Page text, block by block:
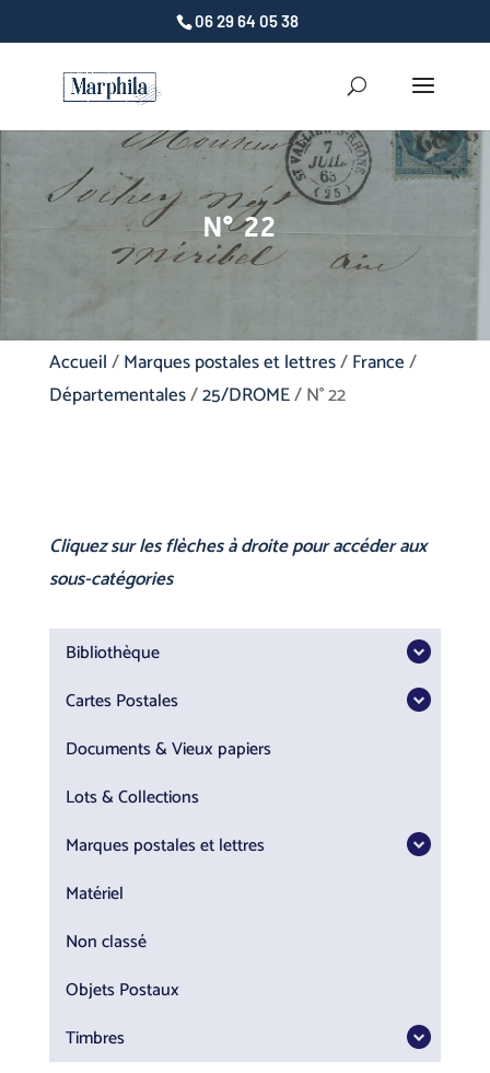
06 29 64 05 38
N° 22
Accueil/Marques postales et lettres/France/
Départementales/25/DROME/ N° 22
Cliquez sur les flèches à droite pour accéder aux
sous-catégories
Bibliothèque
Cartes Postales
Documents & Vieux papiers
Lots & Collections
Marques postales et lettres
Matériel
Non classé
Objets Postaux
Timbres